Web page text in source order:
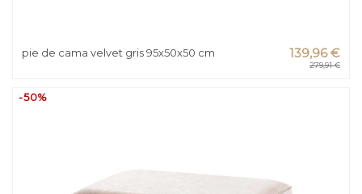
pie de cama velvet gris 95x50x50 cm 139,96 €
279,91 €
-50%